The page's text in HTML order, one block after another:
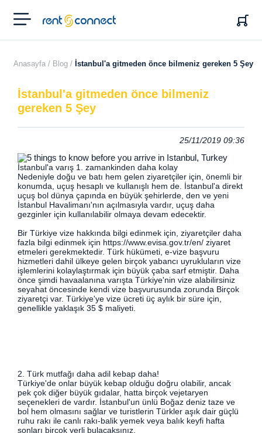
RENT'N
CONNECT
Anasayfa / Blog / İstanbul'a gitmeden önce bilmeniz gereken 5 Şey
İstanbul'a gitmeden önce bilmeniz
gereken 5 Şey
25/11/2019 09:36
İstanbul'a varış 1. zamankinden daha kolay
Nedeniyle doğu ve batı hem gelen ziyaretçiler için, önemli bir
konumda, uçuş hesaplı ve kullanışlı hem de. İstanbul'a direkt
uçuş bol dünya çapında en büyük şehirlerde, den ve yeni
İstanbul Havalimanı'nın açılmasıyla vardır, uçuş daha
gezginler için kullanılabilir olmaya devam edecektir.
Bir Türkiye vize hakkında bilgi edinmek için, ziyaretçiler daha
fazla bilgi edinmek için https://www.evisa.gov.tr/en/ ziyaret
etmeleri gerekmektedir. Türk hükümeti, e-vize başvuru
hizmetleri dahil ülkeye gelen birçok yabancı uyrukluların vize
işlemlerini kolaylaştırmak için büyük çaba sarf etmiştir. Daha
önce şimdi havaalanına varışta Türkiye'nin vize alabilirsiniz
seyahat öncesinde kendi vize başvurusunda zorunda Birçok
ziyaretçi var. Türkiye'ye vize ücreti üç aylık bir süre için,
genellikle yaklaşık 35 $ maliyeti.
2. Türk mutfağı daha adil kebap daha!
Türkiye'de onlar büyük kebap olduğu doğru olabilir, ancak
pek çok diğer büyük gıdalar, hatta birçok vejetaryen
seçenekleri de vardır. İstanbul'un ünlü Boğaz deniz taze ve
bol hem olmasını sağlar ve turistlerin Türkler aşık dair güçlü
ruhu rakı ile canlı rakı-balik yemek veya balık keyfi hafta
sonları birçok yerli bulacaksınız.